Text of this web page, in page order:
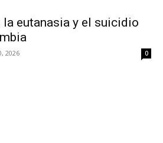
la eutanasia y el suicidio
2026 0